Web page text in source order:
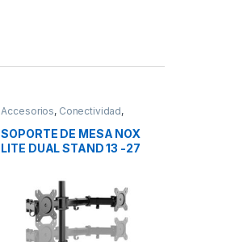
Accesorios, Conectividad,
SOPORTE DE MESA NOX
LITE DUAL STAND 13 -27